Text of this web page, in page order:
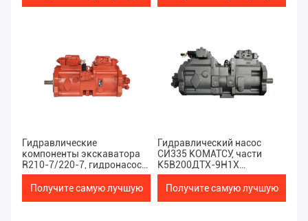
Гидравлические
компоненты экскаватора
R210-7/220-7, гидронасос
ISO9001 экскаватора
Получите самую лучшую
Гидравлический насос
СИ335 КОМАТСУ, части
К5В200ДТХ-9Н1Х
экскаватора ДЭКА
гидравлические
Получите самую лучшую